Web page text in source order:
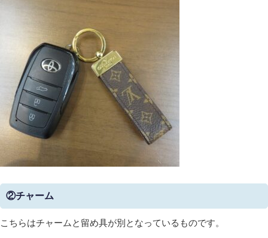
②チャーム
こちらはチャームと留め具が別となっているものです。